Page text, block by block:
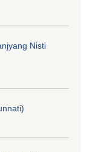
Nisti